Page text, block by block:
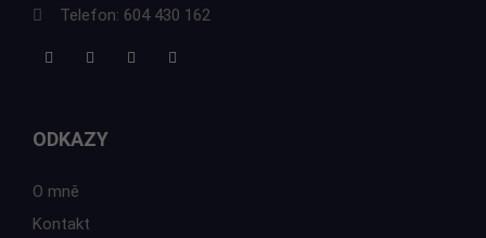
Telefon: 604 430 162
ODKAZY
O mně
Kontakt